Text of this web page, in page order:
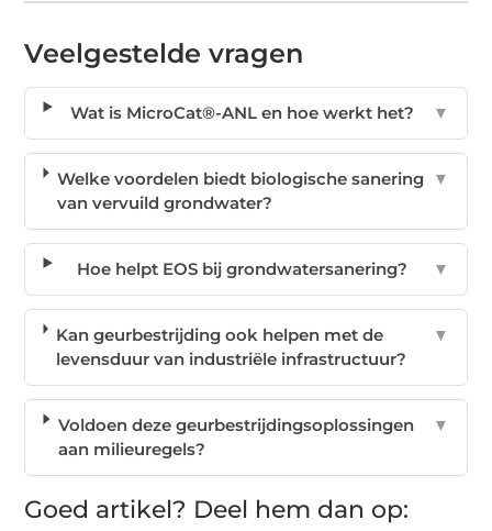
Veelgestelde vragen
Wat is MicroCat®-ANL en hoe werkt het? ▼
Welke voordelen biedt biologische sanering
van vervuild grondwater?
▼
Hoe helpt EOS bij grondwatersanering? ▼
Kan geurbestrijding ook helpen met de
levensduur van industriële infrastructuur?
▼
Voldoen deze geurbestrijdingsoplossingen
aan milieuregels?
▼
Goed artikel? Deel hem dan op: